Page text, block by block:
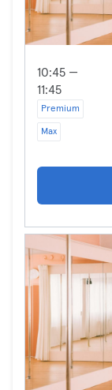
10:45 —
11:45
Premium
Max